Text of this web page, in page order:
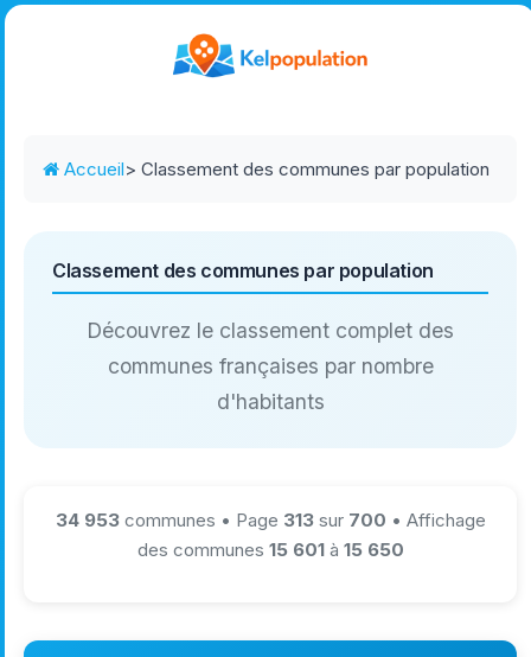
Accueil> Classement des communes par population
Classement des communes par population
Découvrez le classement complet des
communes françaises par nombre
d'habitants
34 953communes • Page 313sur 700 • Affichage
des communes 15 601à 15 650